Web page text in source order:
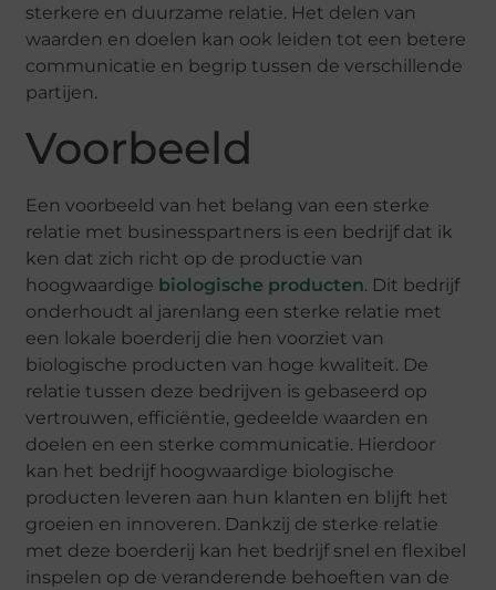
sterkere en duurzame relatie. Het delen van
waarden en doelen kan ook leiden tot een betere
communicatie en begrip tussen de verschillende
partijen.
Voorbeeld
Een voorbeeld van het belang van een sterke
relatie met businesspartners is een bedrijf dat ik
ken dat zich richt op de productie van
hoogwaardige biologische producten. Dit bedrijf
onderhoudt al jarenlang een sterke relatie met
een lokale boerderij die hen voorziet van
biologische producten van hoge kwaliteit. De
relatie tussen deze bedrijven is gebaseerd op
vertrouwen, efficiëntie, gedeelde waarden en
doelen en een sterke communicatie. Hierdoor
kan het bedrijf hoogwaardige biologische
producten leveren aan hun klanten en blijft het
groeien en innoveren. Dankzij de sterke relatie
met deze boerderij kan het bedrijf snel en flexibel
inspelen op de veranderende behoeften van de